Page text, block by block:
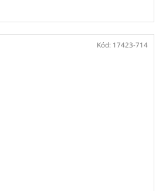
Kód: 17423-714